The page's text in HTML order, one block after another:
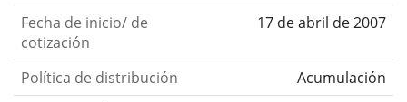
Fecha de inicio/ de
cotización
17 de abril de 2007
Política de distribución
Acumulación